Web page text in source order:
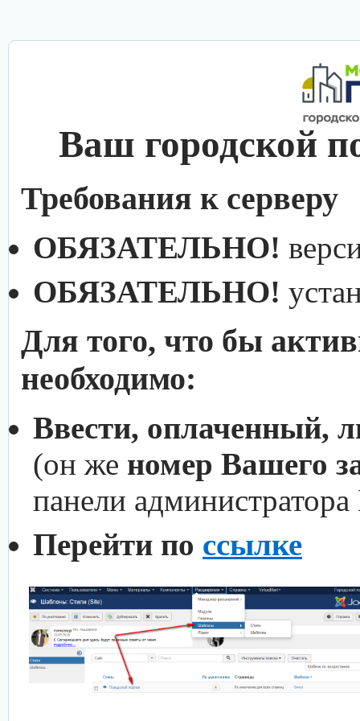
Ваш городской
Требования к серверу
ОБЯЗАТЕЛЬНО!
ОБЯЗАТЕЛЬНО!
Для того, что бы
необходимо:
Ввести, оплаченный,
(он же номер Вашего
панели
Перейти по ссылке